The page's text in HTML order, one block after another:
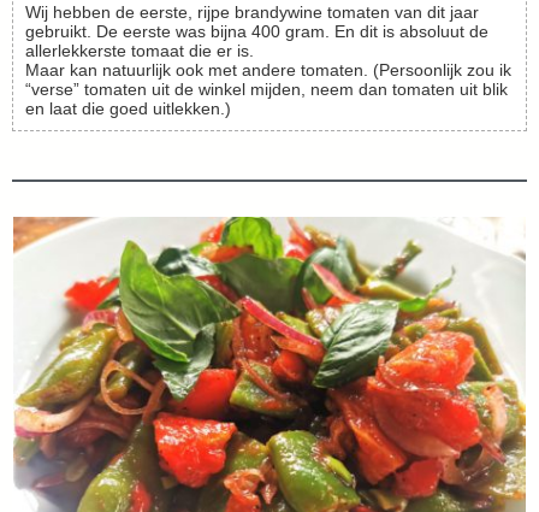
Wij hebben de eerste, rijpe brandywine tomaten van dit jaar
gebruikt. De eerste was bijna 400 gram. En dit is absoluut de
allerlekkerste tomaat die er is.
Maar kan natuurlijk ook met andere tomaten. (Persoonlijk zou ik
“verse” tomaten uit de winkel mijden, neem dan tomaten uit blik
en laat die goed uitlekken.)